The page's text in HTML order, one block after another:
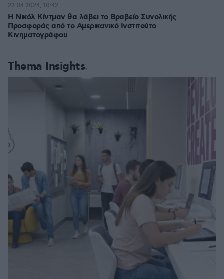
Η Νικόλ Κίντμαν θα λάβει το Βραβείο Συνολικής
Προσφοράς από το Αμερικανικό Ινστιτούτο
Κινηματογράφου
22.04.2024, 10:42
Thema Insights